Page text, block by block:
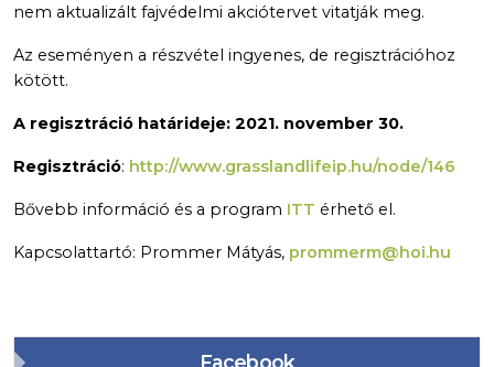
nem aktualizált fajvédelmi akciótervet vitatják meg.
Az eseményen a részvétel ingyenes, de regisztrációhoz
kötött.
A regisztráció határideje: 2021. november 30.
Regisztráció: http://www.grasslandlifeip.hu/node/146
Bővebb információ és a program ITT érhető el.
Kapcsolattartó: Prommer Mátyás, prommerm@hoi.hu